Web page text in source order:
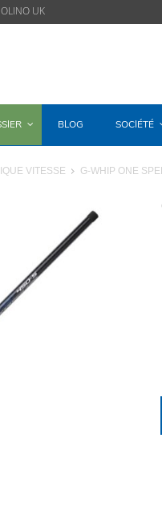
UK
BLOG SOCIÉTÉ
VITESSE G-WHIP ONE